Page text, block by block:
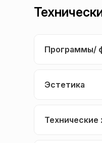
Программы/
Эстетика
Технические